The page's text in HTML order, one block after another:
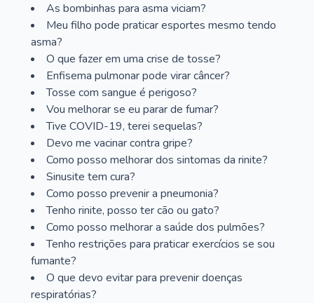
As bombinhas para asma viciam?
Meu filho pode praticar esportes mesmo tendo
asma?
O que fazer em uma crise de tosse?
Enfisema pulmonar pode virar câncer?
Tosse com sangue é perigoso?
Vou melhorar se eu parar de fumar?
Tive COVID-19, terei sequelas?
Devo me vacinar contra gripe?
Como posso melhorar dos sintomas da rinite?
Sinusite tem cura?
Como posso prevenir a pneumonia?
Tenho rinite, posso ter cão ou gato?
Como posso melhorar a saúde dos pulmões?
Tenho restrições para praticar exercícios se sou
fumante?
O que devo evitar para prevenir doenças
respiratórias?